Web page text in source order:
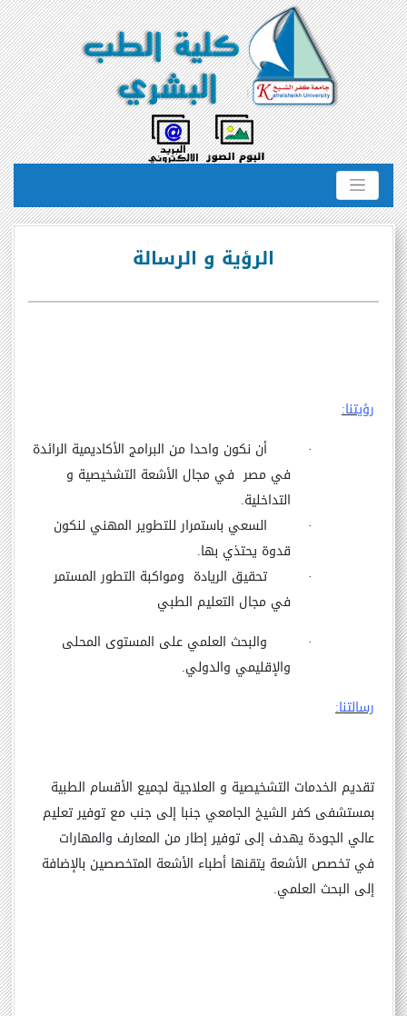
الرؤية و الرسالة
رؤيتنا:
·
أن نكون واحدا من البرامج الأكاديمية الرائدة
في مصر في مجال الأشعة التشخيصية و
التداخلية.
·
السعي باستمرار للتطوير المهني لنكون
قدوة يحتذي بها.
·
تحقيق الريادة ومواكبة التطور المستمر
في مجال التعليم الطبي
·
والبحث العلمي على المستوى المحلى
والإقليمي والدولي.
رسالتنا:
تقديم الخدمات التشخيصية و العلاجية لجميع الأقسام الطبية
بمستشفى كفر الشيخ الجامعي جنبا إلى جنب مع توفير تعليم
عالي الجودة يهدف إلى توفير إطار من المعارف والمهارات
في تخصص الأشعة يتقنها أطباء الأشعة المتخصصين بالإضافة
إلى البحث العلمي.